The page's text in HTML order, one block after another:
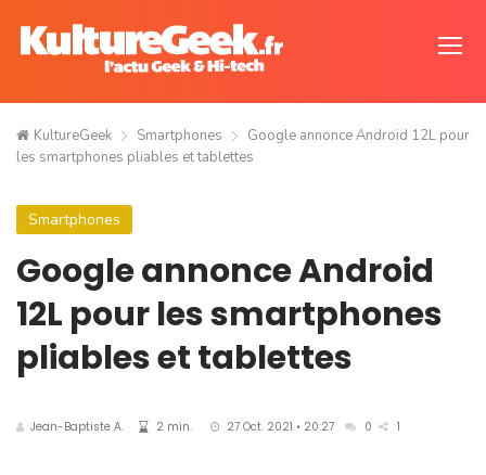
KultureGeek Smartphones
Google annonce Android 12L pour
les smartphones pliables et tablettes
Smartphones
Google annonce Android
12L pour les smartphones
pliables et tablettes
Jean-Baptiste A. 2 min. 27 Oct. 2021 • 20:27 0 1